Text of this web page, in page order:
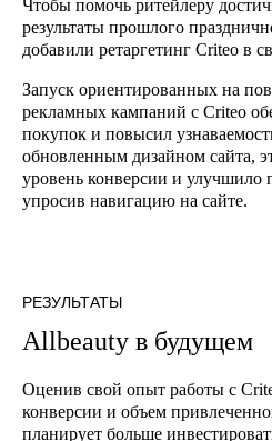
Чтобы помочь ритейлеру
результаты прошлого
добавили ретаргетинг Criteo в
Запуск ориентированных на
рекламных кампаний с Criteo
покупок и повысил
обновленным дизайном сайта,
уровень конверсии и улучшило
упросив навигацию на сайте.
РЕЗУЛЬТАТЫ
Allbeauty в будущем
Оценив свой опыт работы с
конверсии и объем
планирует больше